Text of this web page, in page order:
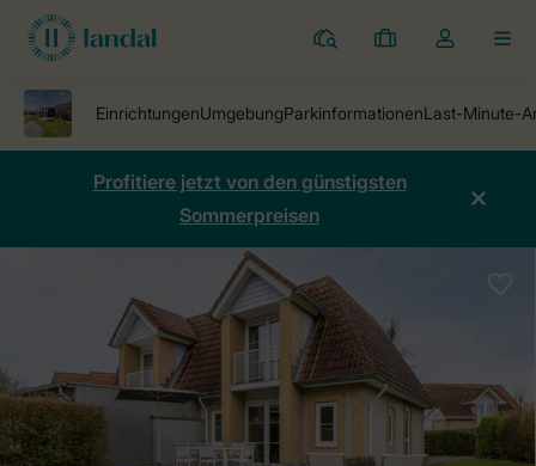
Ferienparks
Meine
Dropdown-
öffnen
Profitiere jetzt von den günstigsten
Sommerpreisen